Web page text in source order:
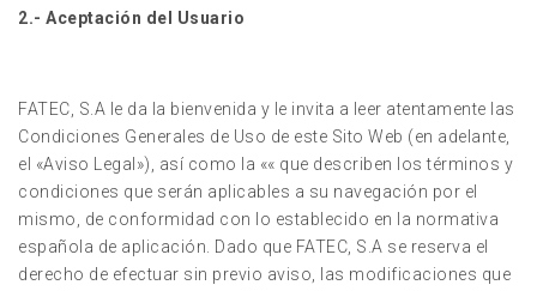
2.- Aceptación del Usuario
FATEC, S.A le da la bienvenida y le invita a leer atentamente las
Condiciones Generales de Uso de este Sito Web (en adelante,
el «Aviso Legal»), así como la «« que describen los términos y
condiciones que serán aplicables a su navegación por el
mismo, de conformidad con lo establecido en la normativa
española de aplicación. Dado que FATEC, S.A se reserva el
derecho de efectuar sin previo aviso, las modificaciones que